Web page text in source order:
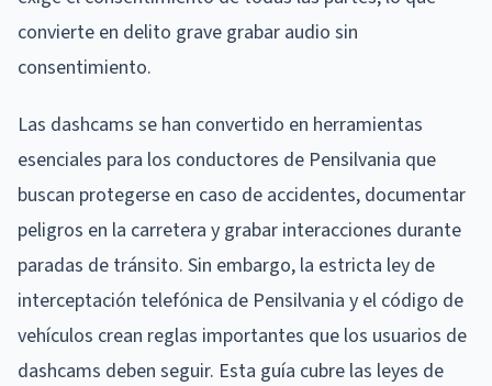
convierte en delito grave grabar audio sin
consentimiento.
Las dashcams se han convertido en herramientas
esenciales para los conductores de Pensilvania que
buscan protegerse en caso de accidentes, documentar
peligros en la carretera y grabar interacciones durante
paradas de tránsito. Sin embargo, la estricta ley de
interceptación telefónica de Pensilvania y el código de
vehículos crean reglas importantes que los usuarios de
dashcams deben seguir. Esta guía cubre las leyes de